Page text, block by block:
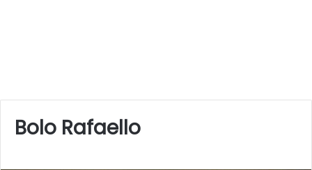
Bolo Rafaello